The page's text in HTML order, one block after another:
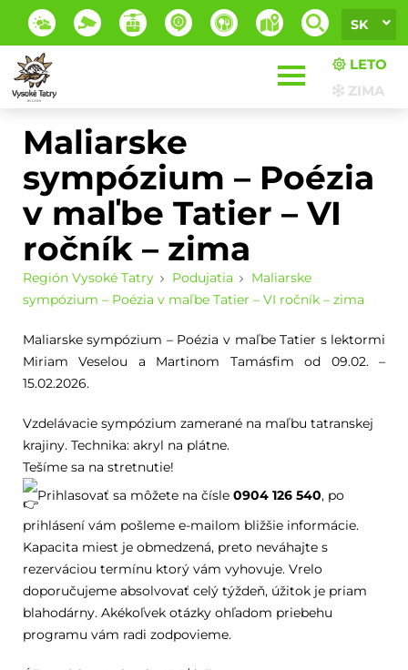
SK
LETO
ZIMA
Maliarske
sympózium – Poézia
v maľbe Tatier – VI
ročník – zima
Región Vysoké Tatry Podujatia
Maliarske
sympózium – Poézia v maľbe Tatier – VI ročník – zima
Maliarske sympózium – Poézia v maľbe Tatier s lektormi
Miriam Veselou a Martinom Tamásfim od 09.02. –
15.02.2026.
Vzdelávacie sympózium zamerané na maľbu tatranskej
krajiny. Technika: akryl na plátne.
Tešíme sa na stretnutie!
Prihlasovať sa môžete na čísle 0904 126 540, po
prihlásení vám pošleme e-mailom bližšie informácie.
Kapacita miest je obmedzená, preto neváhajte s
rezerváciou termínu ktorý vám vyhovuje. Vrelo
doporučujeme absolvovať celý týždeň, úžitok je priam
blahodárny. Akékoľvek otázky ohľadom priebehu
programu vám radi zodpovieme.